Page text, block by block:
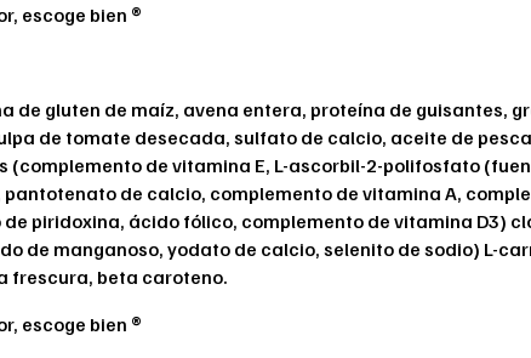
escoge bien ®
de gluten de maíz, avena entera, proteína de guisantes,
de tomate desecada, sulfato de calcio, aceite de
(complemento de vitamina E, L-ascorbil-2-polifosfato
de calcio, complemento de vitamina A,
piridoxina, ácido fólico, complemento de vitamina D3)
de manganoso, yodato de calcio, selenito de sodio) L-
frescura, beta caroteno.
escoge bien ®